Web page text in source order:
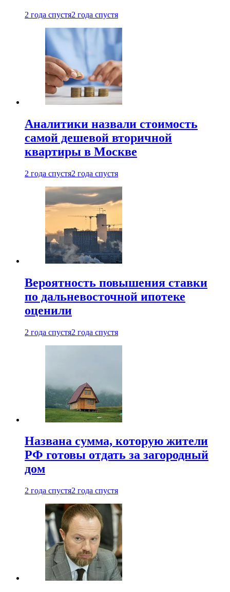
2 года спустя2 года спустя
Аналитики назвали стоимость
самой дешевой вторичной
квартиры в Москве
2 года спустя2 года спустя
Вероятность повышения ставки
по дальневосточной ипотеке
оценили
2 года спустя2 года спустя
Названа сумма, которую жители
РФ готовы отдать за загородный
дом
2 года спустя2 года спустя